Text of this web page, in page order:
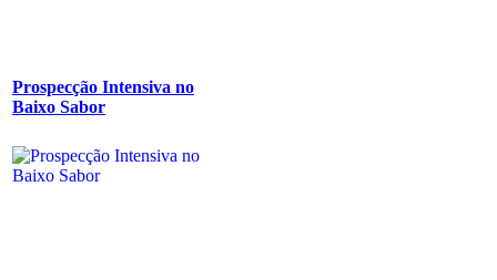
Prospecção Intensiva no
Baixo Sabor